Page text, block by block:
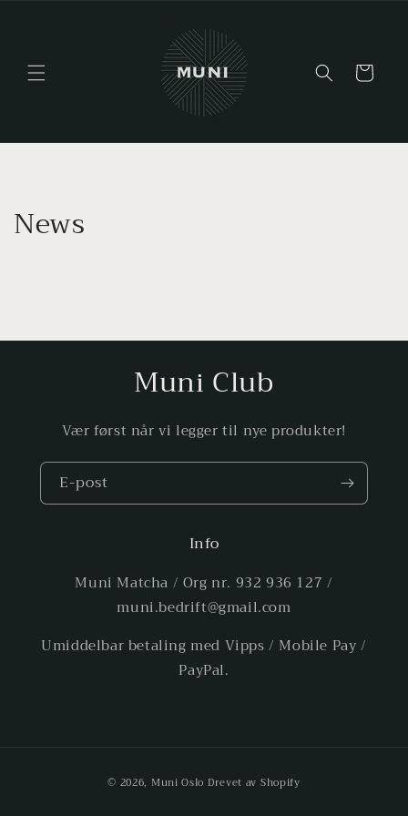
Handlekurv
News
Muni Club
Vær først når vi legger til nye produkter!
E-post
Info
Muni Matcha / Org nr. 932 936 127 /
muni.bedrift@gmail.com
Umiddelbar betaling med Vipps / Mobile Pay /
PayPal.
Betalingsmåter
© 2026, Muni Oslo Drevet av Shopify